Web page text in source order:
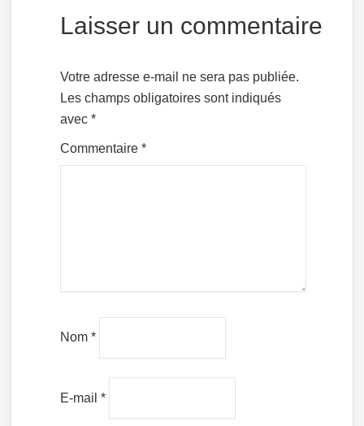
Laisser un commentaire
Votre adresse e-mail ne sera pas publiée.
Les champs obligatoires sont indiqués
avec*
Commentaire*
Nom*
E-mail*